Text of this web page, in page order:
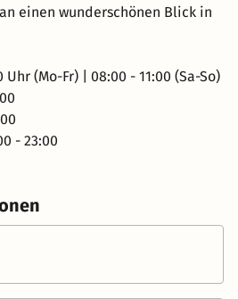
einen wunderschönen Blick in
Uhr (Mo-Fr) | 08:00 - 11:00 (Sa-So)
- 23:00